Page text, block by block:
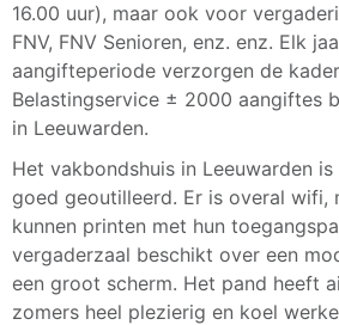
16.00 uur), maar ook voor
FNV, FNV Senioren, enz. enz. Elk
aangifteperiode verzorgen de
Belastingservice ± 2000 aangiftes
in Leeuwarden.
Het vakbondshuis in Leeuwarden
goed geoutilleerd. Er is overal wifi,
kunnen printen met hun
vergaderzaal beschikt over een
een groot scherm. Het pand heeft
zomers heel plezierig en koel